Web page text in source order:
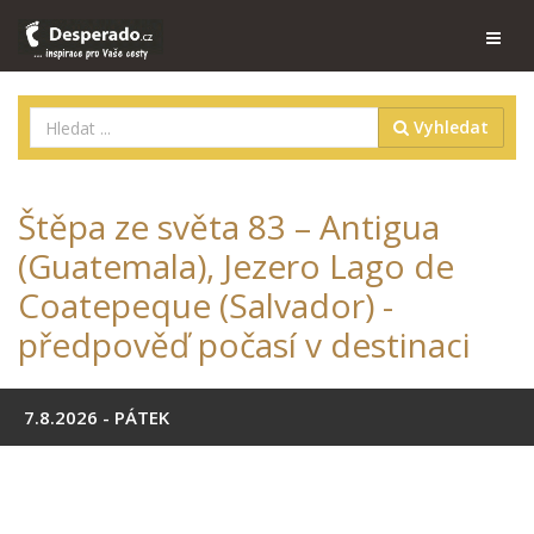
Vyhledat
Štěpa ze světa 83 – Antigua
(Guatemala), Jezero Lago de
Coatepeque (Salvador) -
předpověď počasí v destinaci
7.8.2026 - PÁTEK